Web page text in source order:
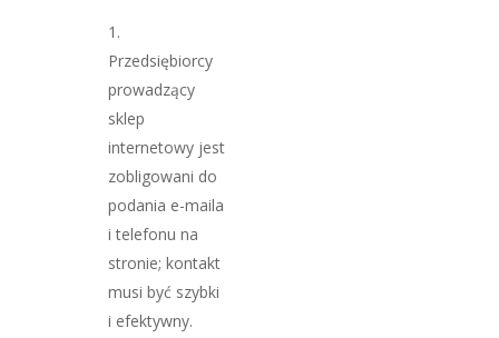
Przedsiębiorcy
prowadzący
sklep
internetowy jest
zobligowani do
podania e-maila
i telefonu na
stronie; kontakt
musi być szybki
i efektywny.